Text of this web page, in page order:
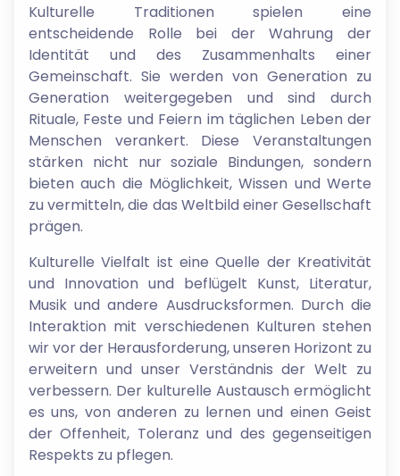
Kulturelle Traditionen spielen eine
entscheidende Rolle bei der Wahrung der
Identität und des Zusammenhalts einer
Gemeinschaft. Sie werden von Generation zu
Generation weitergegeben und sind durch
Rituale, Feste und Feiern im täglichen Leben der
Menschen verankert. Diese Veranstaltungen
stärken nicht nur soziale Bindungen, sondern
bieten auch die Möglichkeit, Wissen und Werte
zu vermitteln, die das Weltbild einer Gesellschaft
prägen.
Kulturelle Vielfalt ist eine Quelle der Kreativität
und Innovation und beflügelt Kunst, Literatur,
Musik und andere Ausdrucksformen. Durch die
Interaktion mit verschiedenen Kulturen stehen
wir vor der Herausforderung, unseren Horizont zu
erweitern und unser Verständnis der Welt zu
verbessern. Der kulturelle Austausch ermöglicht
es uns, von anderen zu lernen und einen Geist
der Offenheit, Toleranz und des gegenseitigen
Respekts zu pflegen.